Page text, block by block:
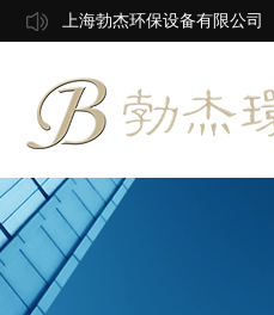
上海勃杰环保设备有限公司